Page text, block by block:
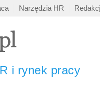
Narzędzia HR
i rynek pracy